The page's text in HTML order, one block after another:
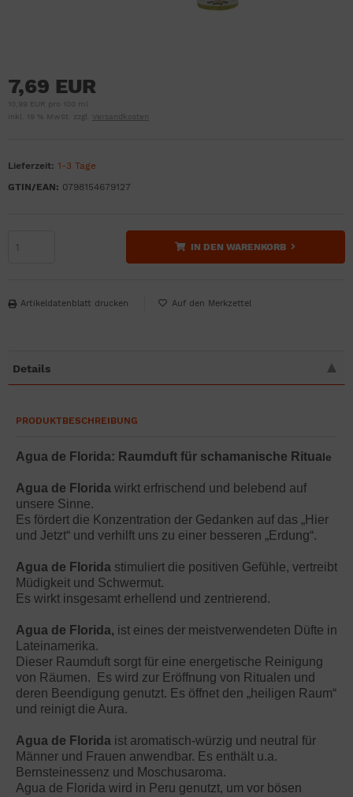
7,69 EUR
10,99 EUR pro 100 ml
inkl. 19 % MwSt. zzgl.
Versandkosten
Lieferzeit: 1-3 Tage
GTIN/EAN: 0798154679127
IN DEN WARENKORB
Artikeldatenblatt drucken
Details
PRODUKTBESCHREIBUNG
Agua de Florida: Raumduft für schamanische Rituale
Agua de Florida wirkt erfrischend und belebend auf
unsere Sinne.
Es fördert die Konzentration der Gedanken auf das „Hier
und Jetzt“ und verhilft uns zu einer besseren „Erdung“.
Agua de Florida stimuliert die positiven Gefühle, vertreibt
Müdigkeit und Schwermut.
Es wirkt insgesamt erhellend und zentrierend.
Agua de Florida, ist eines der meistverwendeten Düfte in
Lateinamerika.
Dieser Raumduft sorgt für eine energetische Reinigung
von Räumen. Es wird zur Eröffnung von Ritualen und
deren Beendigung genutzt. Es öffnet den „heiligen Raum“
und reinigt die Aura.
Agua de Florida ist aromatisch-würzig und neutral für
Männer und Frauen anwendbar. Es enthält u.a.
Bernsteinessenz und Moschusaroma.
Agua de Florida wird in Peru genutzt, um vor bösen